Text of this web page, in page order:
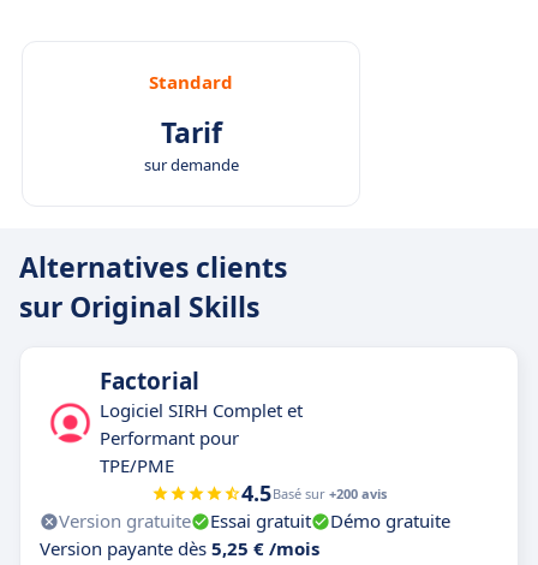
Standard
Tarif
sur demande
Alternatives clients
sur Original Skills
Factorial
Logiciel SIRH Complet et
Performant pour
TPE/PME
4.5Basé sur +200 avis
Version gratuite Essai gratuit
Démo gratuite
Version payante dès 5,25 € /mois